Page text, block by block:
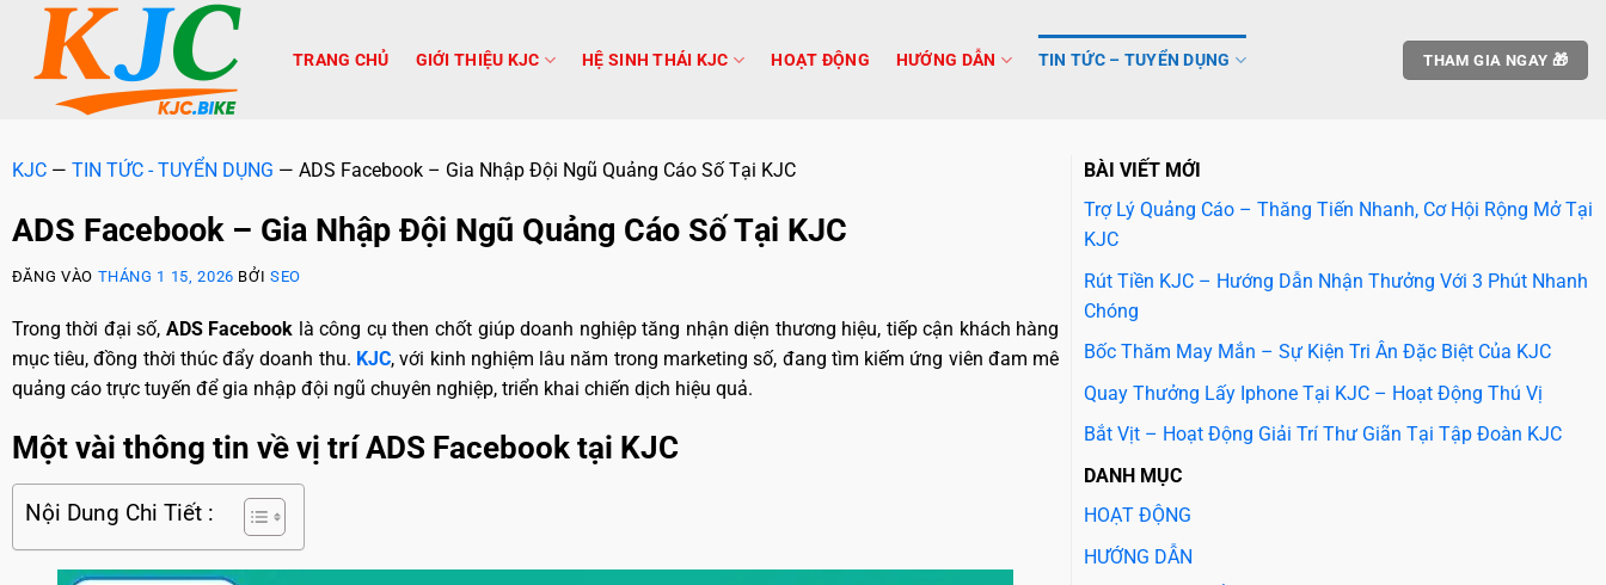
TRANG CHỦ GIỚI THIỆU KJC HỆ SINH THÁI KJC HOẠT ĐỘNG HƯỚNG DẪN TIN TỨC – TUYỂN DỤNG THAM GIA NGAY 🎁
KJC— TIN TỨC - TUYỂN DỤNG — ADS Facebook – Gia Nhập Đội Ngũ Quảng Cáo Số Tại KJC
ADS Facebook – Gia Nhập Đội Ngũ Quảng Cáo Số Tại KJC
ĐĂNG VÀO THÁNG 1 15, 2026 BỞISEO
Trong thời đại số, ADS Facebook là công cụ then chốt giúp doanh nghiệp tăng nhận diện thương hiệu, tiếp cận khách hàng
mục tiêu, đồng thời thúc đẩy doanh thu. KJC, với kinh nghiệm lâu năm trong marketing số, đang tìm kiếm ứng viên đam mê
quảng cáo trực tuyến để gia nhập đội ngũ chuyên nghiệp, triển khai chiến dịch hiệu quả.
Một vài thông tin về vị trí ADS Facebook tại KJC
Nội Dung Chi Tiết :
BÀI VIẾT MỚI
Trợ Lý Quảng Cáo – Thăng Tiến Nhanh, Cơ Hội Rộng Mở Tại
KJC
Rút Tiền KJC – Hướng Dẫn Nhận Thưởng Với 3 Phút Nhanh
Chóng
Bốc Thăm May Mắn – Sự Kiện Tri Ân Đặc Biệt Của KJC
Quay Thưởng Lấy Iphone Tại KJC – Hoạt Động Thú Vị
Bắt Vịt – Hoạt Động Giải Trí Thư Giãn Tại Tập Đoàn KJC
DANH MỤC
HOẠT ĐỘNG
HƯỚNG DẪN